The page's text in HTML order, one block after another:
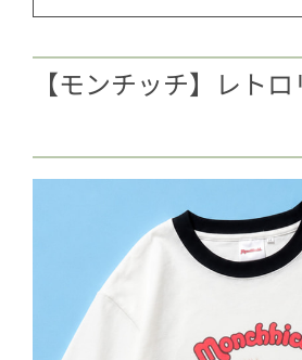
【モンチッチ】レト